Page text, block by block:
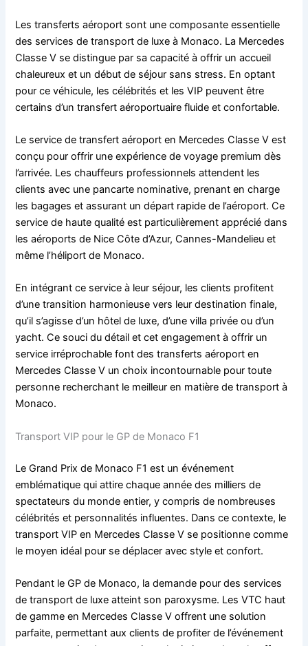
Les transferts aéroport sont une composante essentielle
des services de transport de luxe à Monaco. La Mercedes
Classe V se distingue par sa capacité à offrir un accueil
chaleureux et un début de séjour sans stress. En optant
pour ce véhicule, les célébrités et les VIP peuvent être
certains d’un transfert aéroportuaire fluide et confortable.
Le service de transfert aéroport en Mercedes Classe V est
conçu pour offrir une expérience de voyage premium dès
l’arrivée. Les chauffeurs professionnels attendent les
clients avec une pancarte nominative, prenant en charge
les bagages et assurant un départ rapide de l’aéroport. Ce
service de haute qualité est particulièrement apprécié dans
les aéroports de Nice Côte d’Azur, Cannes-Mandelieu et
même l’héliport de Monaco.
En intégrant ce service à leur séjour, les clients profitent
d’une transition harmonieuse vers leur destination finale,
qu’il s’agisse d’un hôtel de luxe, d’une villa privée ou d’un
yacht. Ce souci du détail et cet engagement à offrir un
service irréprochable font des transferts aéroport en
Mercedes Classe V un choix incontournable pour toute
personne recherchant le meilleur en matière de transport à
Monaco.
Transport VIP pour le GP de Monaco F1
Le Grand Prix de Monaco F1 est un événement
emblématique qui attire chaque année des milliers de
spectateurs du monde entier, y compris de nombreuses
célébrités et personnalités influentes. Dans ce contexte, le
transport VIP en Mercedes Classe V se positionne comme
le moyen idéal pour se déplacer avec style et confort.
Pendant le GP de Monaco, la demande pour des services
de transport de luxe atteint son paroxysme. Les VTC haut
de gamme en Mercedes Classe V offrent une solution
parfaite, permettant aux clients de profiter de l’événement